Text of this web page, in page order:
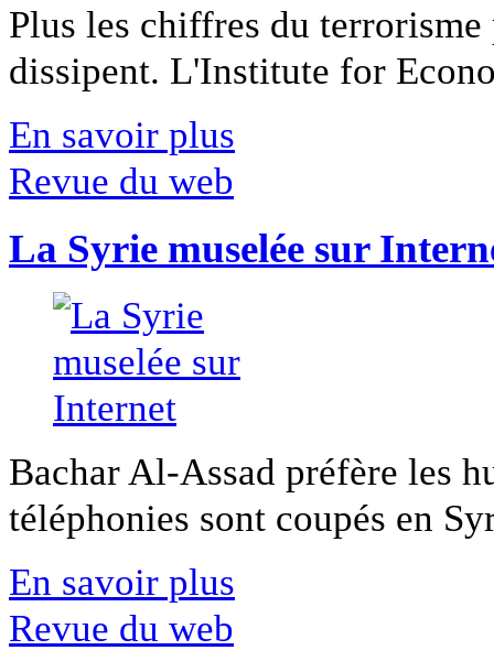
Plus les chiffres du
dissipent. L'Institute for
En savoir plus
Revue du web
La Syrie muselée sur
Bachar Al-Assad préfère les
téléphonies sont coupés en
En savoir plus
Revue du web